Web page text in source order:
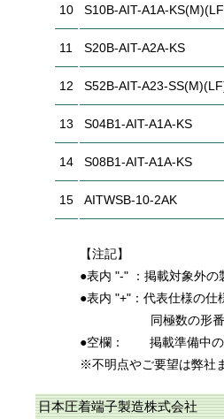
10 S10B-AIT-A1A-
11 S20B-AIT-A2A-KS
12 S52B-AIT-A23-
13 S04B1-AIT-A1A-KS
14 S08B1-AIT-A1A-KS
15 AITWSB-10-2AK
【注記】
●表内 "-" ：掲載対象外の
●表内 "+"：代表仕様の仕
同極数の形
●空欄：
掲載準備中
※不明点やご要望は弊社
日本圧着端子製造株式会社